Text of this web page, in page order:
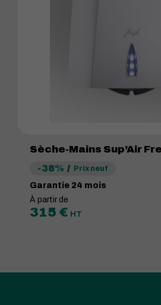
Sèche-Mains Sup’Air
-38% Prix neuf
Garantie 24 mois
À partir de
315 € HT